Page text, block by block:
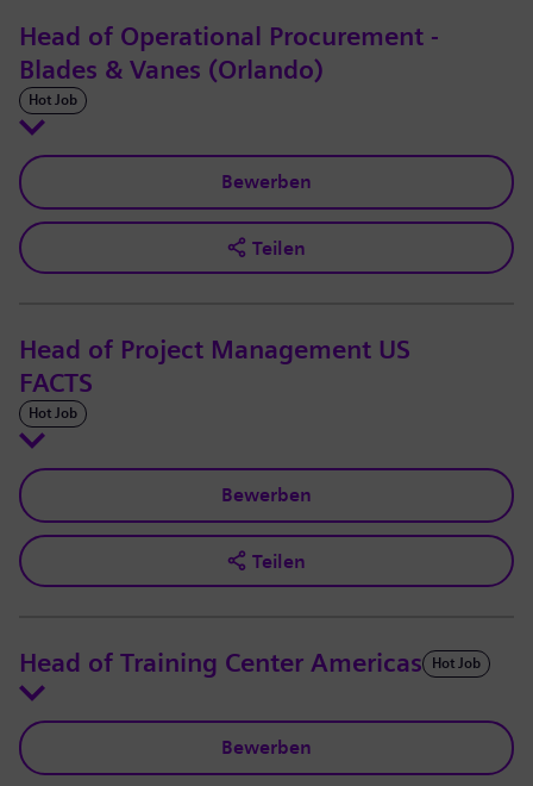
Head of Operational Procurement -
Blades & Vanes (Orlando)
Hot Job
Bewerben
Teilen
Head of Project Management US
FACTS
Hot Job
Bewerben
Teilen
Head of Training Center Americas Hot Job
Bewerben